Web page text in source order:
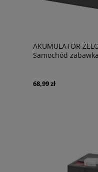
AKUMULATOR
Samochód zabawka
68,99 zł